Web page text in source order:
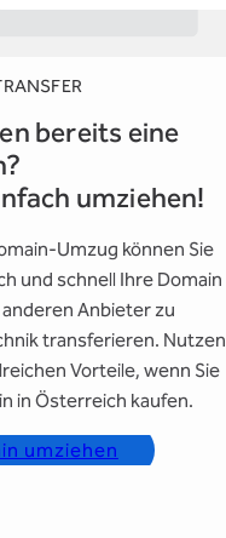
bereits eine
umziehen!
Umzug können Sie
und schnell Ihre Domain
Anbieter zu
transferieren. Nutzen
Vorteile, wenn Sie
in Österreich kaufen.
umziehen